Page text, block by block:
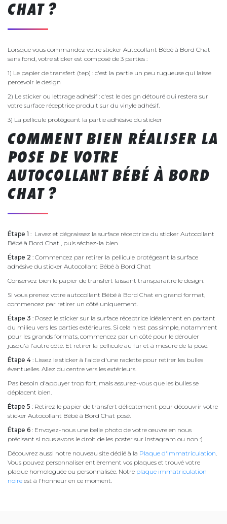
CHAT ?
Lorsque vous commandez votre sticker Autocollant Bébé à Bord Chat
sans fond, votre sticker est composé de 3 parties :
1) Le papier de transfert (tep) : c'est la partie un peu rugueuse qui laisse
percevoir le design
2) Le sticker ou lettrage adhésif : c'est le design détouré qui restera sur
votre surface réceptrice produit sur du vinyle adhésif.
3) La pellicule protégeant la partie adhésive du sticker
COMMENT BIEN RÉALISER LA
POSE DE VOTRE
AUTOCOLLANT BÉBÉ À BORD
CHAT ?
Étape 1 : Lavez et dégraissez la surface réceptrice du sticker Autocollant
Bébé à Bord Chat , puis séchez-la bien.
Étape 2 : Commencez par retirer la pellicule protégeant la surface
adhésive du sticker Autocollant Bébé à Bord Chat
Conservez bien le papier de transfert laissant transparaître le design.
Si vous prenez votre autocollant Bébé à Bord Chat en grand format,
commencez par retirer un côté uniquement.
Étape 3 : Posez le sticker sur la surface réceptrice idéalement en partant
du milieu vers les parties extérieures. Si cela n'est pas simple, notamment
pour les grands formats, commencez par un côté pour le dérouler
jusqu'à l'autre côté. Et retirer la pellicule au fur et à mesure de la pose.
Étape 4 : Lissez le sticker à l'aide d'une raclette pour retirer les bulles
éventuelles. Allez du centre vers les extérieurs.
Pas besoin d'appuyer trop fort, mais assurez-vous que les bulles se
déplacent bien.
Étape 5 : Retirez le papier de transfert délicatement pour découvrir votre
sticker Autocollant Bébé à Bord Chat posé.
Étape 6 : Envoyez-nous une belle photo de votre œuvre en nous
précisant si nous avons le droit de les poster sur instagram ou non :)
Découvrez aussi notre nouveau site dédié à la Plaque d'immatriculation.
Vous pouvez personnaliser entièrement vos plaques et trouvé votre
plaque homologuée ou personnalisée. Notre plaque immatriculation
noire est à l'honneur en ce moment.